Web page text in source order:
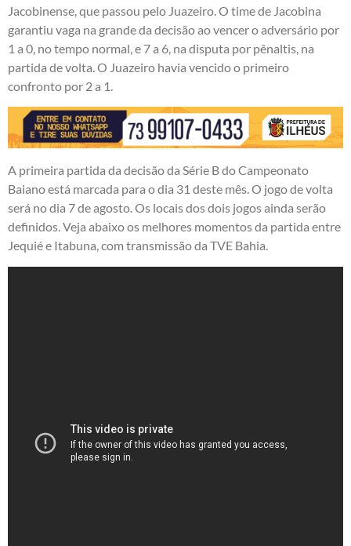
Jacobinense, que passou pelo Juazeiro. O time de Jacobina
garantiu vaga na grande da decisão ao vencer o adversário por
1 a 0, no tempo normal, e 7 a 6, na disputa por pênaltis, na
partida de volta. O Juazeiro havia vencido o primeiro
confronto por 2 a 1.
A primeira partida da decisão da Série B do Campeonato
Baiano está marcada para o dia 31 deste mês. O jogo de volta
será no dia 7 de agosto. Os locais dos dois jogos ainda serão
definidos. Veja abaixo os melhores momentos da partida entre
Jequié e Itabuna, com transmissão da TVE Bahia.